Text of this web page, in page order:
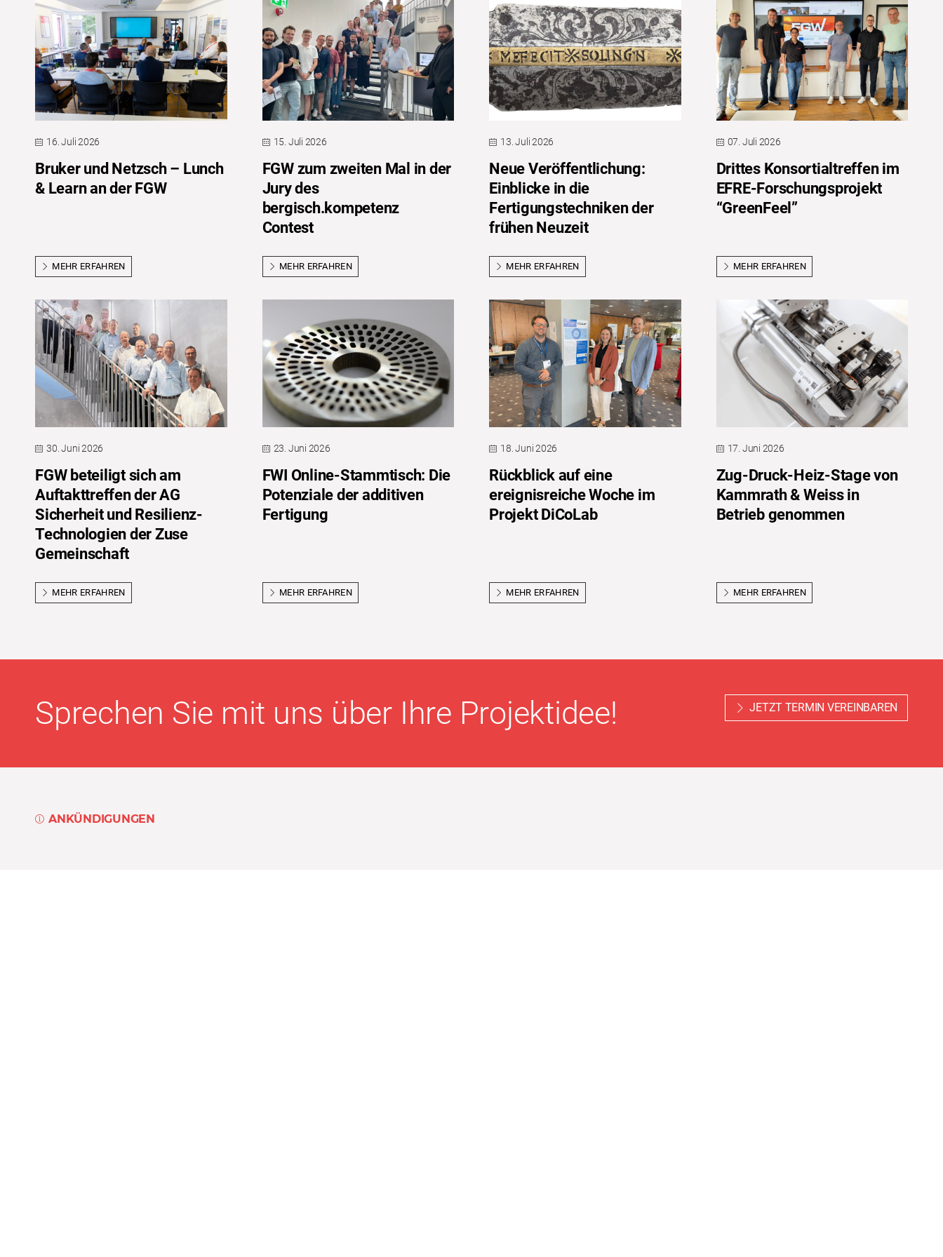
16. Juli 2026
Bruker und Netzsch – Lunch
& Learn an der FGW
MEHR ERFAHREN
15. Juli 2026
FGW zum zweiten Mal in der
Jury des
bergisch.kompetenz
Contest
MEHR ERFAHREN
13. Juli 2026
Neue Veröffentlichung:
Einblicke in die
Fertigungstechniken der
frühen Neuzeit
MEHR ERFAHREN
07. Juli 2026
Drittes Konsortialtreffen im
EFRE-Forschungsprojekt
“GreenFeel”
MEHR ERFAHREN
30. Juni 2026
FGW beteiligt sich am
Auftakttreffen der AG
Sicherheit und Resilienz-
Technologien der Zuse
Gemeinschaft
MEHR ERFAHREN
23. Juni 2026
FWI Online-Stammtisch: Die
Potenziale der additiven
Fertigung
MEHR ERFAHREN
18. Juni 2026
Rückblick auf eine
ereignisreiche Woche im
Projekt DiCoLab
MEHR ERFAHREN
17. Juni 2026
Zug-Druck-Heiz-Stage von
Kammrath & Weiss in
Betrieb genommen
MEHR ERFAHREN
Sprechen Sie mit uns über Ihre Projektidee! JETZT TERMIN VEREINBAREN
ANKÜNDIGUNGEN